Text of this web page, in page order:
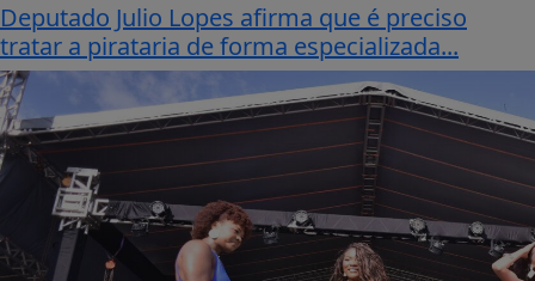
Deputado Julio Lopes afirma que é preciso
tratar a pirataria de forma especializada...